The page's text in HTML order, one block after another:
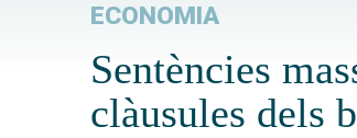
ECONOMIA
Sentències
clàusules dels